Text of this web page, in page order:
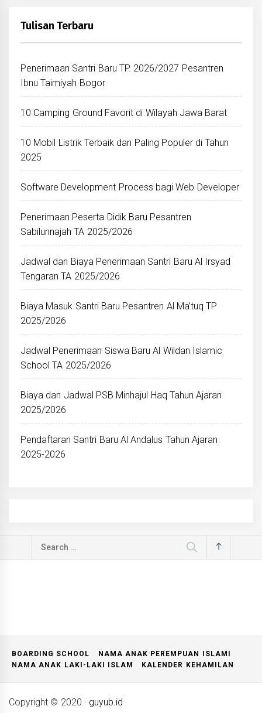
Tulisan Terbaru
Penerimaan Santri Baru TP. 2026/2027 Pesantren
Ibnu Taimiyah Bogor
10 Camping Ground Favorit di Wilayah Jawa Barat
10 Mobil Listrik Terbaik dan Paling Populer di Tahun
2025
Software Development Process bagi Web Developer
Penerimaan Peserta Didik Baru Pesantren
Sabilunnajah TA 2025/2026
Jadwal dan Biaya Penerimaan Santri Baru Al Irsyad
Tengaran TA 2025/2026
Biaya Masuk Santri Baru Pesantren Al Ma’tuq TP
2025/2026
Jadwal Penerimaan Siswa Baru Al Wildan Islamic
School TA 2025/2026
Biaya dan Jadwal PSB Minhajul Haq Tahun Ajaran
2025/2026
Pendaftaran Santri Baru Al Andalus Tahun Ajaran
2025-2026
Search
for:
BOARDING SCHOOL
NAMA ANAK PEREMPUAN ISLAMI
NAMA ANAK LAKI-LAKI ISLAM
KALENDER KEHAMILAN
Copyright © 2020 · guyub.id